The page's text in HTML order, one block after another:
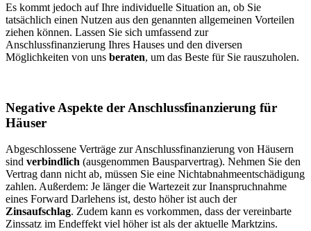
Es kommt jedoch auf Ihre individuelle Situation an, ob Sie
tatsächlich einen Nutzen aus den genannten allgemeinen Vorteilen
ziehen können. Lassen Sie sich umfassend zur
Anschlussfinanzierung Ihres Hauses und den diversen
Möglichkeiten von uns beraten, um das Beste für Sie rauszuholen.
Negative Aspekte der Anschlussfinanzierung für
Häuser
Abgeschlossene Verträge zur Anschlussfinanzierung von Häusern
sind verbindlich (ausgenommen Bausparvertrag). Nehmen Sie den
Vertrag dann nicht ab, müssen Sie eine Nichtabnahmeentschädigung
zahlen. Außerdem: Je länger die Wartezeit zur Inanspruchnahme
eines Forward Darlehens ist, desto höher ist auch der
Zinsaufschlag. Zudem kann es vorkommen, dass der vereinbarte
Zinssatz im Endeffekt viel höher ist als der aktuelle Marktzins.